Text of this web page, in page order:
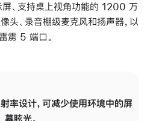
、支持桌上视角功能的 1200 万
、录音棚级麦克风和扬声器，以
雳 5 端口。
率设计，可减少使用环境中的屏
幕眩光。